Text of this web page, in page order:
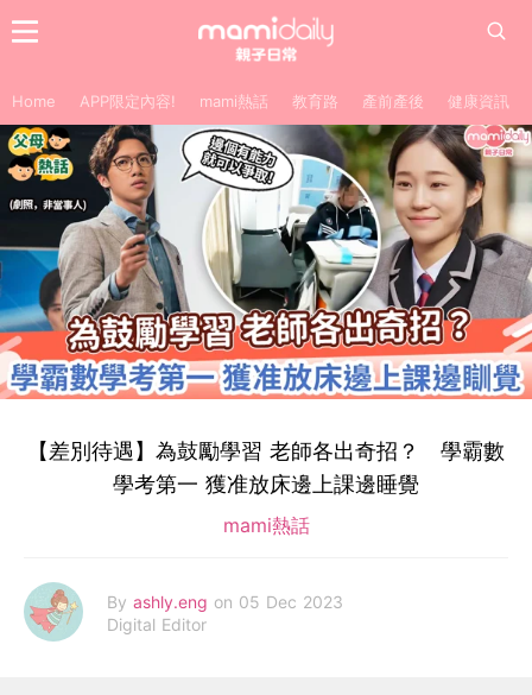
Home APP限定內容! mami熱話 教育路 產前產後 健康資訊
【差別待遇】為鼓勵學習 老師各出奇招？ 學霸數
學考第一 獲准放床邊上課邊睡覺
mami熱話
By ashly.eng on 05 Dec 2023
Digital Editor